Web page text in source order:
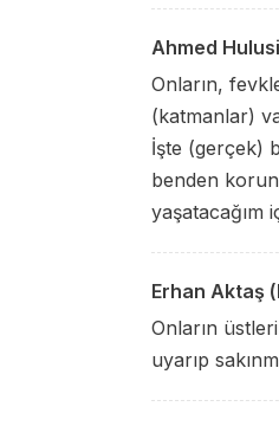
Ahmed Hulusi
Onların,
(katmanlar)
İşte (gerçek)
benden
yaşatacağım
Erhan Aktaş
Onların
uyarıp